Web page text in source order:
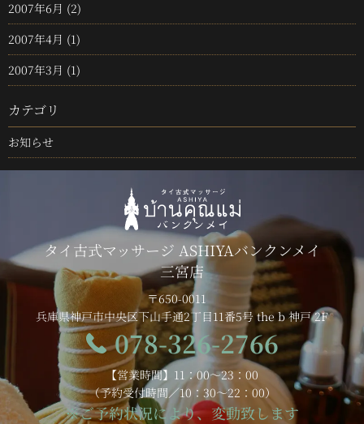
2007年6月 (2)
2007年4月 (1)
2007年3月 (1)
カテゴリ
お知らせ
タイ古式マッサージ ASHIYAバンクンメイ
三宮店
〒650-0011
兵庫県神戸市中央区下山手通2丁目11番5号 the b 神戸 2F
078-326-2766
【営業時間】11：00～23：00
（予約受付時間／10：30～22：00）
※ご予約状況により、変動致します